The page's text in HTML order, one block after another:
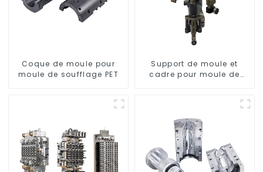
Coque de moule pour
moule de soufflage PET
Support de moule et
cadre pour moule de